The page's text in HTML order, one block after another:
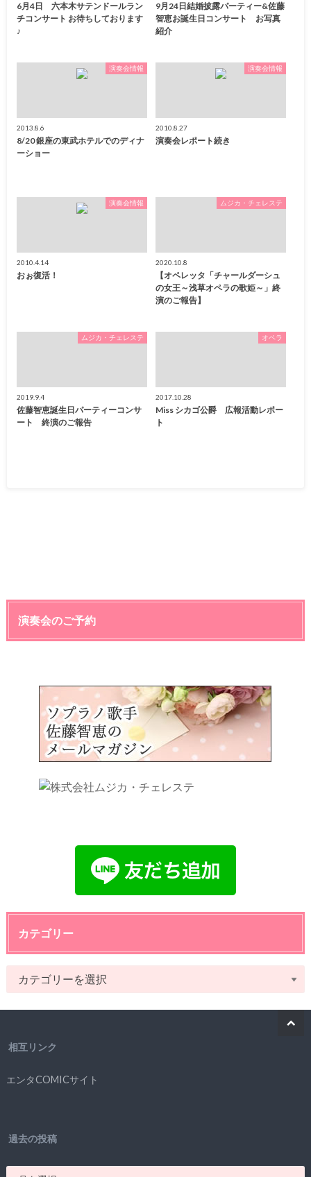
6月4日 六本木サテンドールラン
チコンサート お待ちしております
♪
9月24日結婚披露パーティー&佐藤
智恵お誕生日コンサート お写真
紹介
演奏会情報
2013.8.6
8/20 銀座の東武ホテルでのディナ
ーショー
演奏会情報
2010.8.27
演奏会レポート続き
演奏会情報
2010.4.14
おぉ復活！
ムジカ・チェレステ
2020.10.8
【オペレッタ「チャールダーシュ
の女王～浅草オペラの歌姫～」終
演のご報告】
ムジカ・チェレステ
2019.9.4
佐藤智恵誕生日パーティーコンサ
ート 終演のご報告
オペラ
2017.10.28
Miss シカゴ公爵 広報活動レポー
ト
演奏会のご予約
カテゴリー
相互リンク
エンタCOMICサイト
過去の投稿